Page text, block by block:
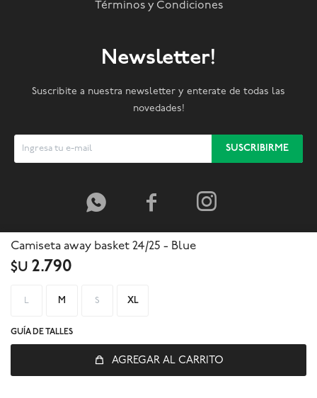
Camiseta away basket 24/25 - Blue
$U 2.790
L M S XL
GUÍA DE TALLES
AGREGAR AL CARRITO
Términos y Condiciones
Newsletter!
Suscribite a nuestra newsletter y enterate de todas las
novedades!
SUSCRIBIRME
  